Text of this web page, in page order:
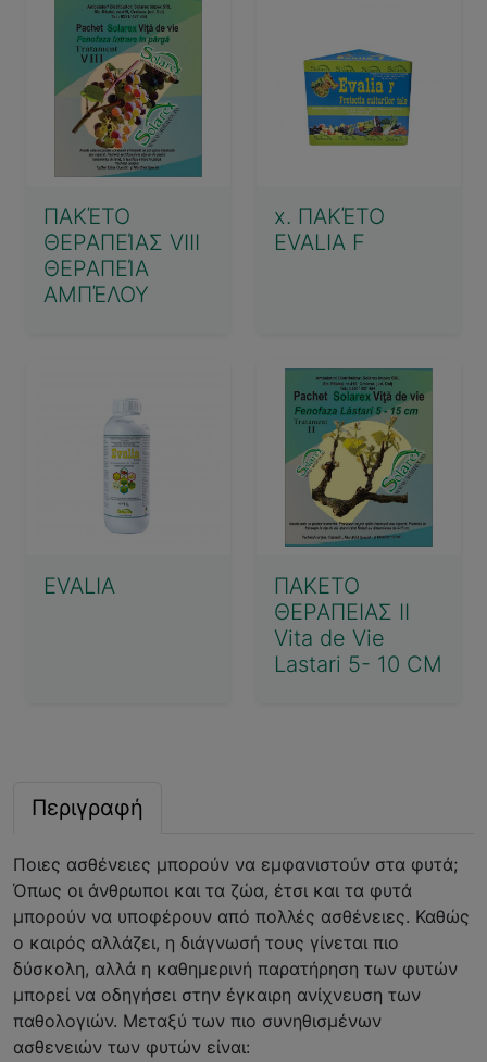
ΠΑΚΈΤΟ
ΘΕΡΑΠΕΊΑΣ VIII
ΘΕΡΑΠΕΊΑ
ΑΜΠΈΛΟΥ
x. ΠΑΚΈΤΟ
EVALIA F
EVALIA
ΠΑΚΕΤΟ
ΘΕΡΑΠΕΙΑΣ II
Vita de Vie
Lastari 5- 10 CM
Περιγραφή
Ποιες ασθένειες μπορούν να εμφανιστούν στα φυτά;
Όπως οι άνθρωποι και τα ζώα, έτσι και τα φυτά
μπορούν να υποφέρουν από πολλές ασθένειες. Καθώς
ο καιρός αλλάζει, η διάγνωσή τους γίνεται πιο
δύσκολη, αλλά η καθημερινή παρατήρηση των φυτών
μπορεί να οδηγήσει στην έγκαιρη ανίχνευση των
παθολογιών. Μεταξύ των πιο συνηθισμένων
ασθενειών των φυτών είναι: